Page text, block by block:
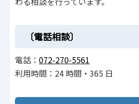
〔電話相談〕
電話： 072-270-5561
利用時間：24 時間・365 日